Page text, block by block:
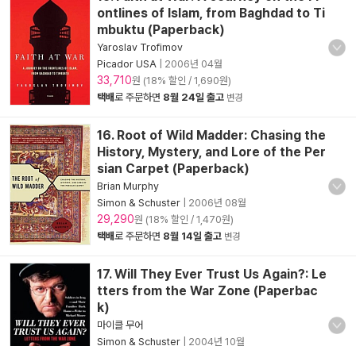
ontlines of Islam, from Baghdad to Ti
mbuktu (Paperback)
Yaroslav Trofimov
Picador USA
2006년 04월
33,710원 (18% 할인 / 1,690원)
택배로 주문하면 8월 24일 출고 변경
16. Root of Wild Madder: Chasing the
History, Mystery, and Lore of the Per
sian Carpet (Paperback)
Brian Murphy
Simon & Schuster
2006년 08월
29,290원 (18% 할인 / 1,470원)
택배로 주문하면 8월 14일 출고 변경
17. Will They Ever Trust Us Again?: Le
tters from the War Zone (Paperbac
k)
마이클 무어
Simon & Schuster
2004년 10월